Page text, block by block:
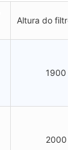
Altura do filtro
1900
2000